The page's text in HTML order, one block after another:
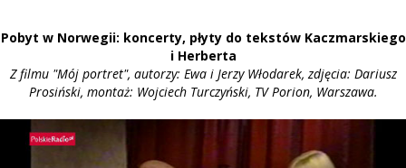
Pobyt w Norwegii: koncerty, płyty do tekstów Kaczmarskiego
i Herberta
Z filmu "Mój portret", autorzy: Ewa i Jerzy Włodarek, zdjęcia: Dariusz
Prosiński, montaż: Wojciech Turczyński, TV Porion, Warszawa.